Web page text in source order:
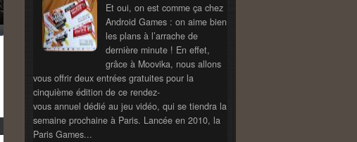
Et oui, on est comme ça chez
Android Games : on aime bien
les plans à l’arrache de
dernière minute ! En effet,
grâce à Moovika, nous allons
vous offrir deux entrées gratuites pour la
cinquième édition de ce rendez-
vous annuel dédié au jeu vidéo, qui se tiendra la
semaine prochaine à Paris. Lancée en 2010, la
Paris Games...